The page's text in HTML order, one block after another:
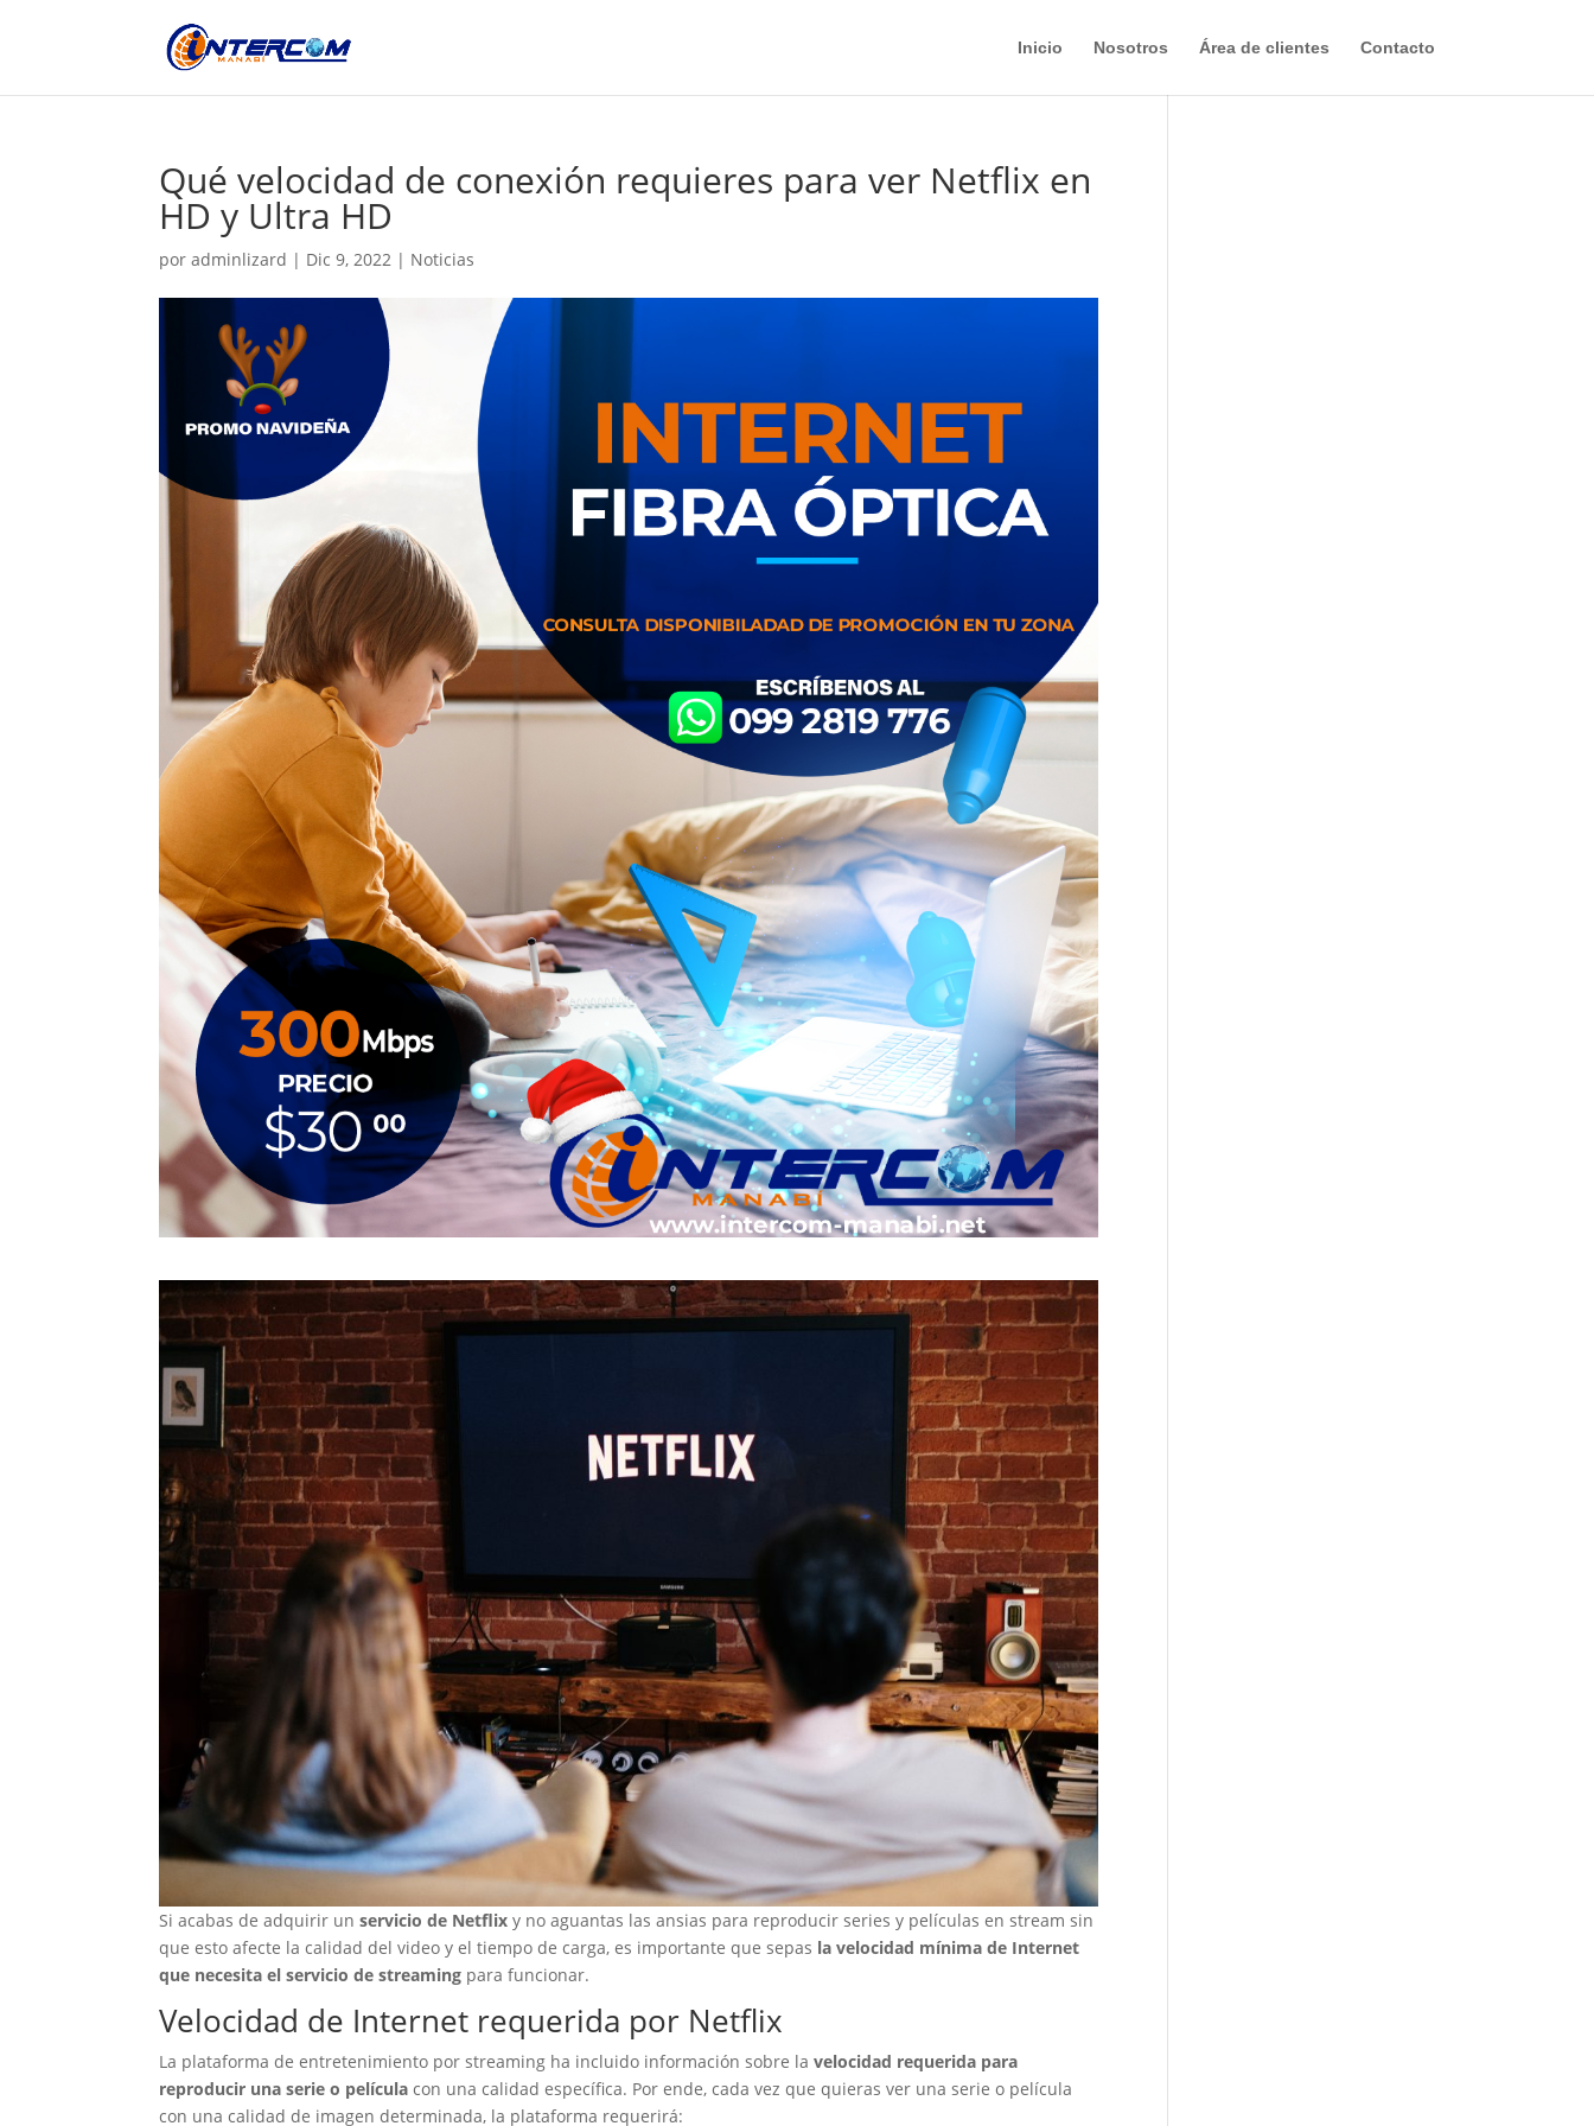
Inicio Nosotros Área de clientes Contacto
Qué velocidad de conexión requieres para ver Netflix en
HD y Ultra HD
poradminlizard | Dic 9, 2022 | Noticias
Si acabas de adquirir unservicio de Netflix y no aguantas las ansias para reproducir series y películas en stream sin
que esto afecte la calidad del video y el tiempo de carga, es importante que sepas la velocidad mínima de Internet
que necesita el servicio de streaming para funcionar.
Velocidad de Internet requerida por Netflix
La plataforma de entretenimiento por streaming ha incluido información sobre lavelocidad requerida para
reproducir una serie o película con una calidad específica. Por ende, cada vez que quieras ver una serie o película
con una calidad de imagen determinada, la plataforma requerirá: